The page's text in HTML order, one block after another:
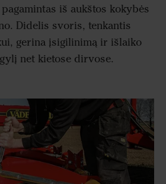
iš aukštos kokybės
Didelis svoris, tenkantis
gerina įsigilinimą ir išlaiko
net kietose dirvose.